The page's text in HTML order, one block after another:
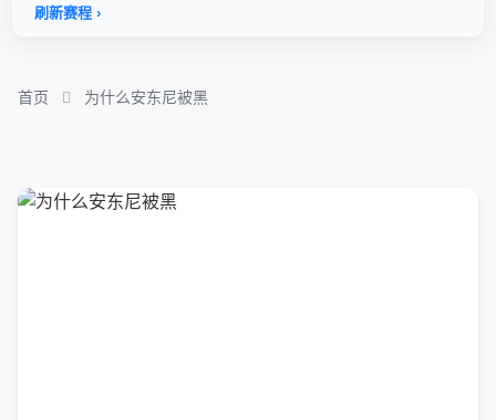
首页 为什么安东尼被黑